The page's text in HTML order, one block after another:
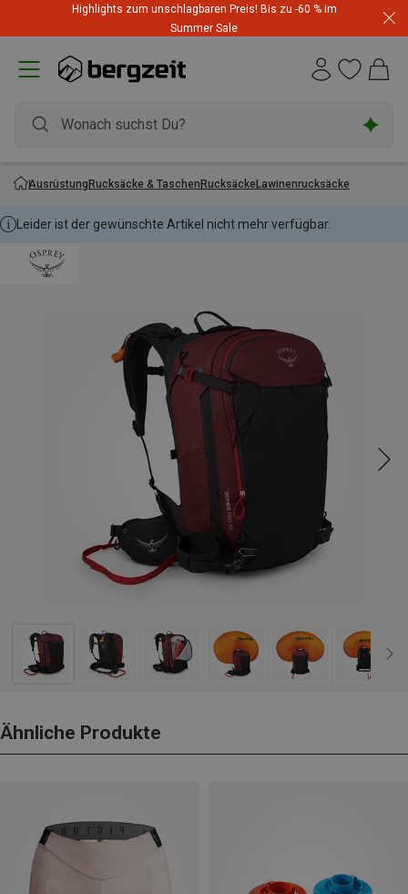
Highlights zum unschlagbaren Preis! Bis zu -60 % im
Summer Sale
AusrüstungRucksäcke & TaschenRucksäckeLawinenrucksäcke
Leider ist der gewünschte Artikel nicht mehr verfügbar.
Ähnliche Produkte